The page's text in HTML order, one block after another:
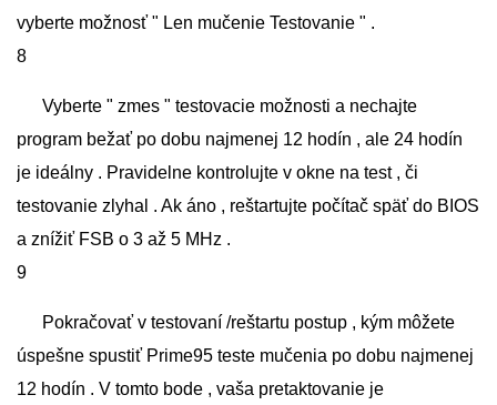
vyberte možnosť " Len mučenie Testovanie " .
8
Vyberte " zmes " testovacie možnosti a nechajte
program bežať po dobu najmenej 12 hodín , ale 24 hodín
je ideálny . Pravidelne kontrolujte v okne na test , či
testovanie zlyhal . Ak áno , reštartujte počítač späť do BIOS
a znížiť FSB o 3 až 5 MHz .
9
Pokračovať v testovaní /reštartu postup , kým môžete
úspešne spustiť Prime95 teste mučenia po dobu najmenej
12 hodín . V tomto bode , vaša pretaktovanie je